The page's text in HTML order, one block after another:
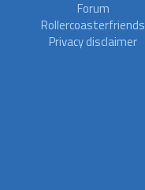
Forum
Rollercoasterfriends
Privacy disclaimer